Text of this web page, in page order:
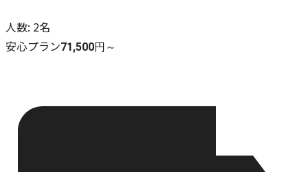
人数: 2名
安心プラン71,500円～